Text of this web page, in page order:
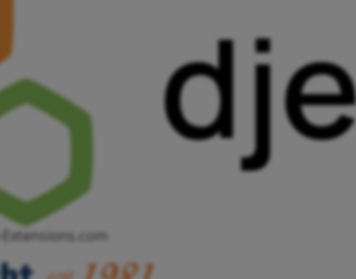
Extensions.com